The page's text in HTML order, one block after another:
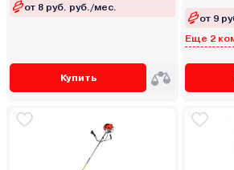
от 8 руб. руб./мес.
Купить
от 9
Еще 2